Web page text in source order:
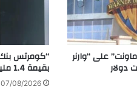
على “وارنر “كومرتس
بقيمة 1.4 مليار دولار
07/08/2026